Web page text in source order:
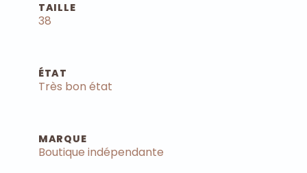
TAILLE
38
ÉTAT
Très bon état
MARQUE
Boutique indépendante